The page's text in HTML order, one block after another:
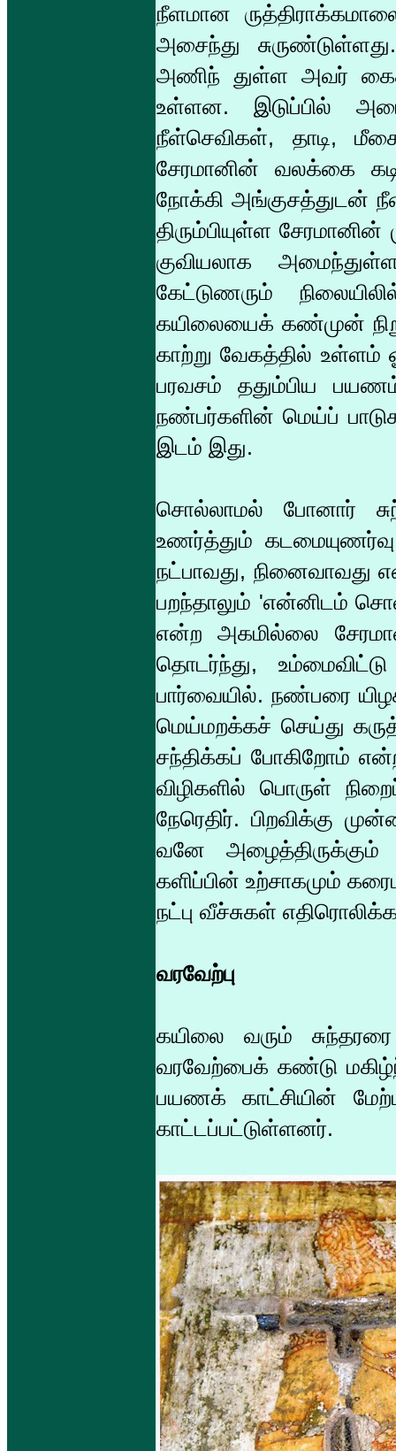
நீளமான
அசைந்து
அணிந் துள்ள அவர்
உள்ளன. இடுப்பில்
நீள்செவிகள், தாடி,
சேரமானின் வலக்கை
நோக்கி அங்குசத்துடன்
திரும்பியுள்ள
குவியலாக
கேட்டுணரும்
கயிலையைக் கண்முன்
காற்று வேகத்தில்
பரவசம் ததும்பிய
நண்பர்களின் மெய்ப்
இடம் இது.
சொல்லாமல் போனார்
உணர்த்தும்
நட்பாவது, நினைவாவது
பறந்தாலும் 'என்னிடம்
என்ற அகமில்லை
தொடர்ந்து,
பார்வையில். நண்பரை
மெய்மறக்கச் செய்து
சந்திக்கப் போகிறோம்
விழிகளில் பொருள்
நேரெதிர். பிறவிக்கு
வனே அழைத்திருக்கும்
களிப்பின் உற்சாகமும்
நட்பு வீச்சுகள்
வரவேற்பு
கயிலை வரும்
வரவேற்பைக் கண்டு
பயணக் காட்சியின்
காட்டப்பட்டுள்ளனர்.